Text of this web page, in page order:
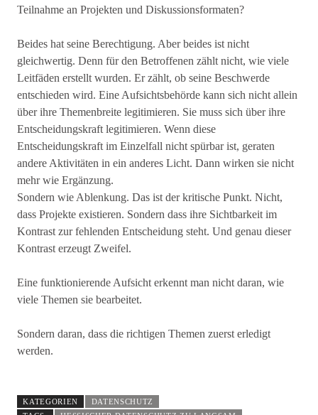
Teilnahme an Projekten und Diskussionsformaten?
Beides hat seine Berechtigung. Aber beides ist nicht
gleichwertig. Denn für den Betroffenen zählt nicht, wie viele
Leitfäden erstellt wurden. Er zählt, ob seine Beschwerde
entschieden wird. Eine Aufsichtsbehörde kann sich nicht allein
über ihre Themenbreite legitimieren. Sie muss sich über ihre
Entscheidungskraft legitimieren. Wenn diese
Entscheidungskraft im Einzelfall nicht spürbar ist, geraten
andere Aktivitäten in ein anderes Licht. Dann wirken sie nicht
mehr wie Ergänzung.
Sondern wie Ablenkung. Das ist der kritische Punkt. Nicht,
dass Projekte existieren. Sondern dass ihre Sichtbarkeit im
Kontrast zur fehlenden Entscheidung steht. Und genau dieser
Kontrast erzeugt Zweifel.
Eine funktionierende Aufsicht erkennt man nicht daran, wie
viele Themen sie bearbeitet.
Sondern daran, dass die richtigen Themen zuerst erledigt
werden.
KATEGORIEN
DATENSCHUTZ